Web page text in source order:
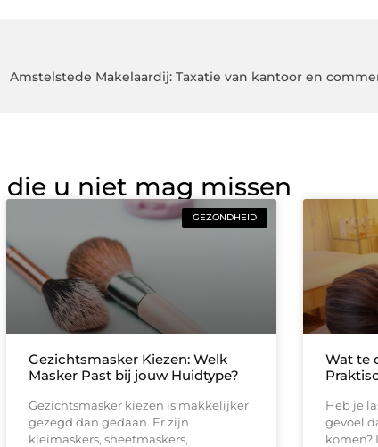
Amstelstede Makelaardij: Taxatie van kantoor en
die u niet mag missen
GEZONDHEID
Gezichtsmasker Kiezen: Welk
Masker Past bij jouw Huidtype?
Gezichtsmasker kiezen is makkelijker
gezegd dan gedaan. Er zijn
kleimaskers, sheetmaskers,
Wat te
Heb je
gevoel
komen?